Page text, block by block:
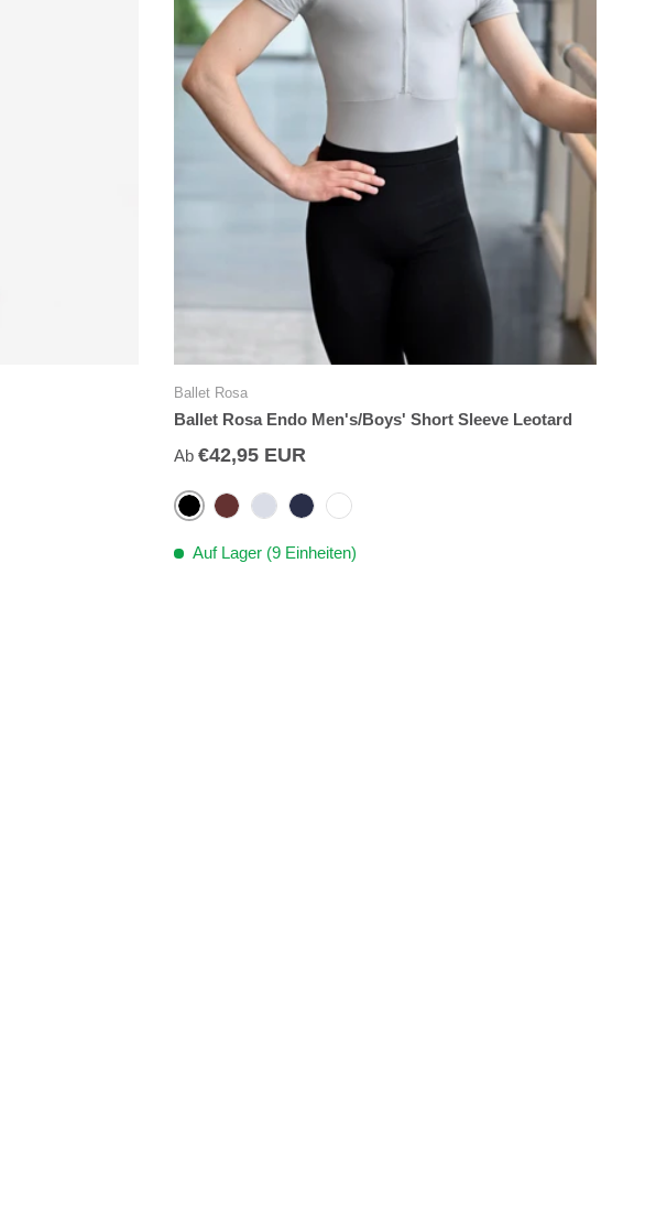
Ballet Rosa
Ballet Rosa Endo Men's/Boys' Short Sleeve Leotard
Ab €42,95 EUR
BlackBordeaux Endo
Grey Endo
Marine Endo
White
Auf Lager (9 Einheiten)